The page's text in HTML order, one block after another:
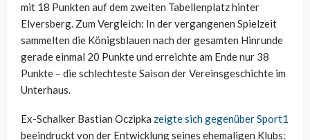
mit 18 Punkten auf dem zweiten Tabellenplatz hinter
Elversberg. Zum Vergleich: In der vergangenen Spielzeit
sammelten die Königsblauen nach der gesamten Hinrunde
gerade einmal 20 Punkte und erreichte am Ende nur 38
Punkte – die schlechteste Saison der Vereinsgeschichte im
Unterhaus.
Ex-Schalker Bastian Oczipka zeigte sich gegenüber Sport1
beeindruckt von der Entwicklung seines ehemaligen Klubs: